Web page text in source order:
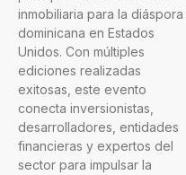
inmobiliaria para la diáspora
dominicana en Estados
Unidos. Con múltiples
ediciones realizadas
exitosas, este evento
conecta inversionistas,
desarrolladores, entidades
financieras y expertos del
sector para impulsar la